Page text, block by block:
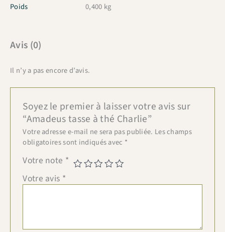
Poids 0,400 kg
Avis (0)
Il n’y a pas encore d’avis.
Soyez le premier à laisser votre avis sur
“Amadeus tasse à thé Charlie”
Votre adresse e-mail ne sera pas publiée. Les champs
obligatoires sont indiqués avec *
Votre note *
Votre avis *